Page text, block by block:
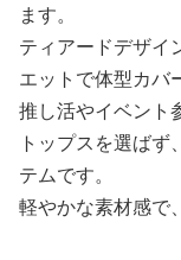
ます。
ティアードデザイ
エットで体型カバ
推し活やイベント
トップスを選ば
テムです。
軽やかな素材感で